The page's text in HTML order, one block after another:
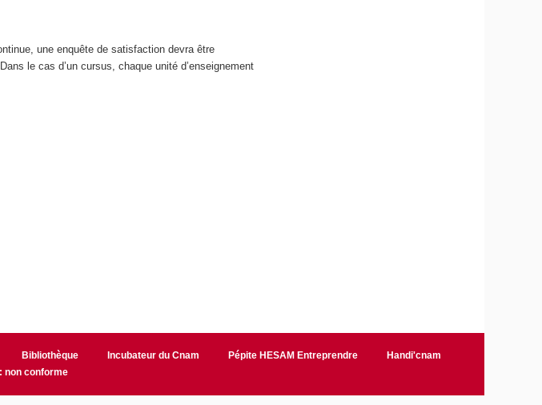
une enquête de satisfaction devra être
le cas d’un cursus, chaque unité d’enseignement
Bibliothèque Incubateur du Cnam Pépite HESAM Entreprendre
Handi'cnam
non conforme